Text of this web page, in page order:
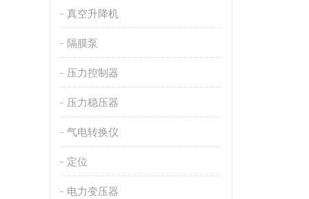
真空升降机
隔膜泵
压力控制器
压力稳压器
气电转换仪
定位
电力变压器